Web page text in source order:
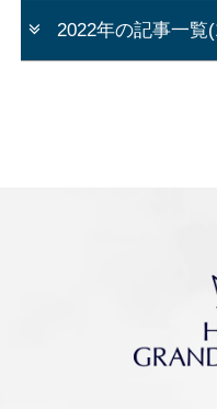
2022年の記事一覧